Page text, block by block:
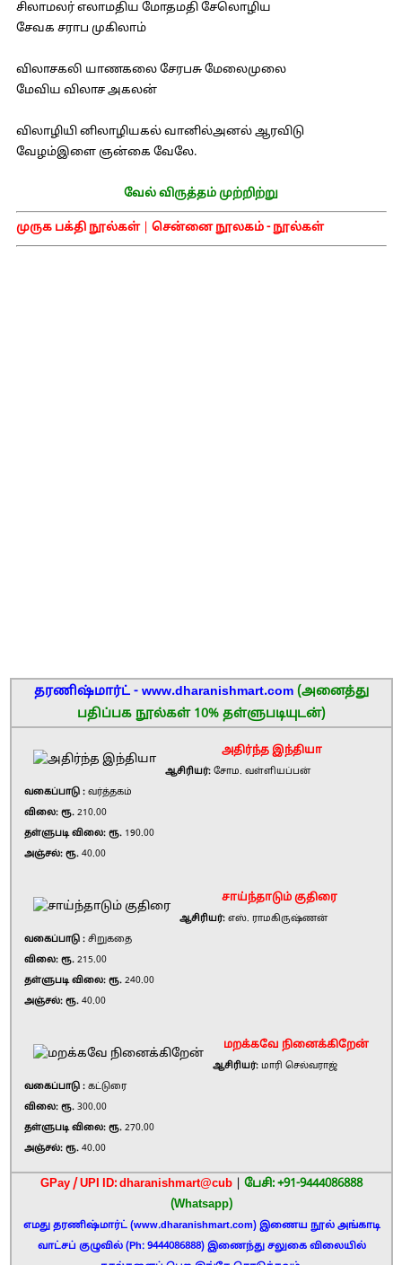
சிலாமலர் எலாமதிய மோதமதி சேலொழிய
சேவக சராப முகிலாம்
விலாசகலி யாணகலை சேரபசு மேலைமுலை
மேவிய விலாச அகலன்
விலாழியி னிலாழியகல் வானில்அனல் ஆரவிடு
வேழம்இளை ஞன்கை வேலே.
வேல் விருத்தம் முற்றிற்று
முருக பக்தி நூல்கள்| சென்னை நூலகம் - நூல்கள்
தரணிஷ்மார்ட் - www.dharanishmart.com (அனைத்து
பதிப்பக நூல்கள் 10% தள்ளுபடியுடன்)
அதிர்ந்த இந்தியா
ஆசிரியர்: சோம. வள்ளியப்பன்
வகைப்பாடு : வர்த்தகம்
விலை: ரூ. 210.00
தள்ளுபடி விலை: ரூ. 190.00
அஞ்சல்: ரூ. 40.00
சாய்ந்தாடும் குதிரை
ஆசிரியர்: எஸ். ராமகிருஷ்ணன்
வகைப்பாடு : சிறுகதை
விலை: ரூ. 215.00
தள்ளுபடி விலை: ரூ. 240.00
அஞ்சல்: ரூ. 40.00
மறக்கவே நினைக்கிறேன்
ஆசிரியர்: மாரி செல்வராஜ்
வகைப்பாடு : கட்டுரை
விலை: ரூ. 300.00
தள்ளுபடி விலை: ரூ. 270.00
அஞ்சல்: ரூ. 40.00
GPay / UPI ID: dharanishmart@cub
பேசி: +91-9444086888
(Whatsapp)
எமது தரணிஷ்மார்ட் (www.dharanishmart.com) இணைய நூல் அங்காடி
வாட்சப் குழுவில் (Ph: 9444086888) இணைந்து சலுகை விலையில்